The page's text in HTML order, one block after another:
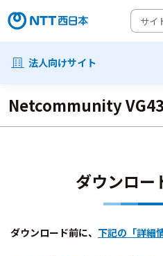
法人向けサイト
Netcommunity
ダウンロー
ダウンロード前に、 下記の「詳細